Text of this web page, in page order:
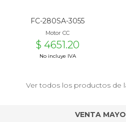
FC-280SA-3055
Motor CC
$ 4651.20
No incluye IVA
Ver todos los productos de
VENTA